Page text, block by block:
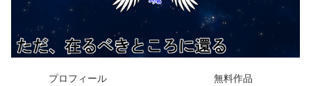
プロフィール 無料作品